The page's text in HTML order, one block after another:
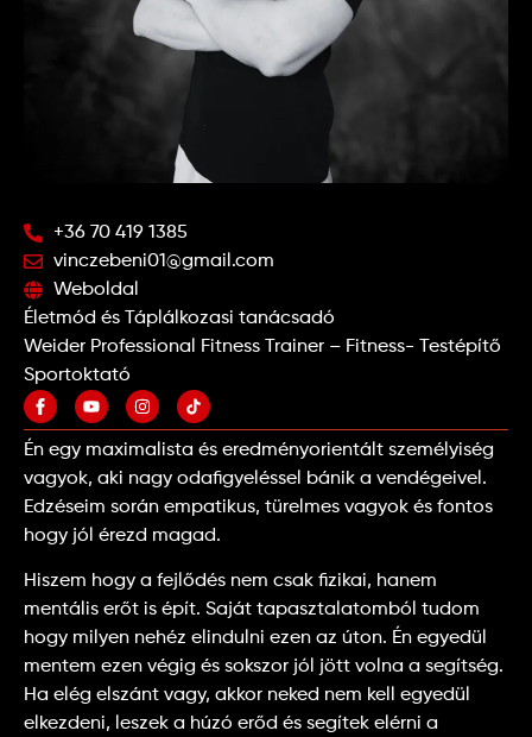
+36 70 419 1385
vinczebeni01@gmail.com
Weboldal
Életmód és Táplálkozasi tanácsadó
Weider Professional Fitness Trainer – Fitness- Testépítő
Sportoktató
Én egy maximalista és eredményorientált személyiség
vagyok, aki nagy odafigyeléssel bánik a vendégeivel.
Edzéseim során empatikus, türelmes vagyok és fontos
hogy jól érezd magad.
Hiszem hogy a fejlődés nem csak fizikai, hanem
mentális erőt is épít. Saját tapasztalatomból tudom
hogy milyen nehéz elindulni ezen az úton. Én egyedül
mentem ezen végig és sokszor jól jött volna a segítség.
Ha elég elszánt vagy, akkor neked nem kell egyedül
elkezdeni, leszek a húzó erőd és segítek elérni a